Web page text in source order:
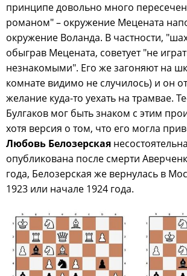
принципе довольно много
романом" – окружение Мецената
окружение Воланда. В частности,
обыграв Мецената, советует "не
незнакомыми". Его же загоняют на
комнате видимо не случилось) и он
желание куда-то уехать на трамвае.
Булгаков мог быть знаком с этим
хотя версия о том, что его могла
Любовь Белозерская
опубликована после смерти
года, Белозерская же вернулась в
1923 или начале 1924 года.